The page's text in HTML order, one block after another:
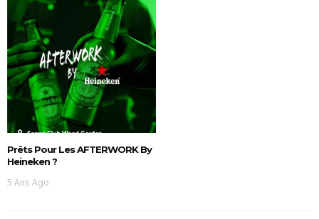
Prêts Pour Les AFTERWORK By
Heineken ?
5 Ans Ago